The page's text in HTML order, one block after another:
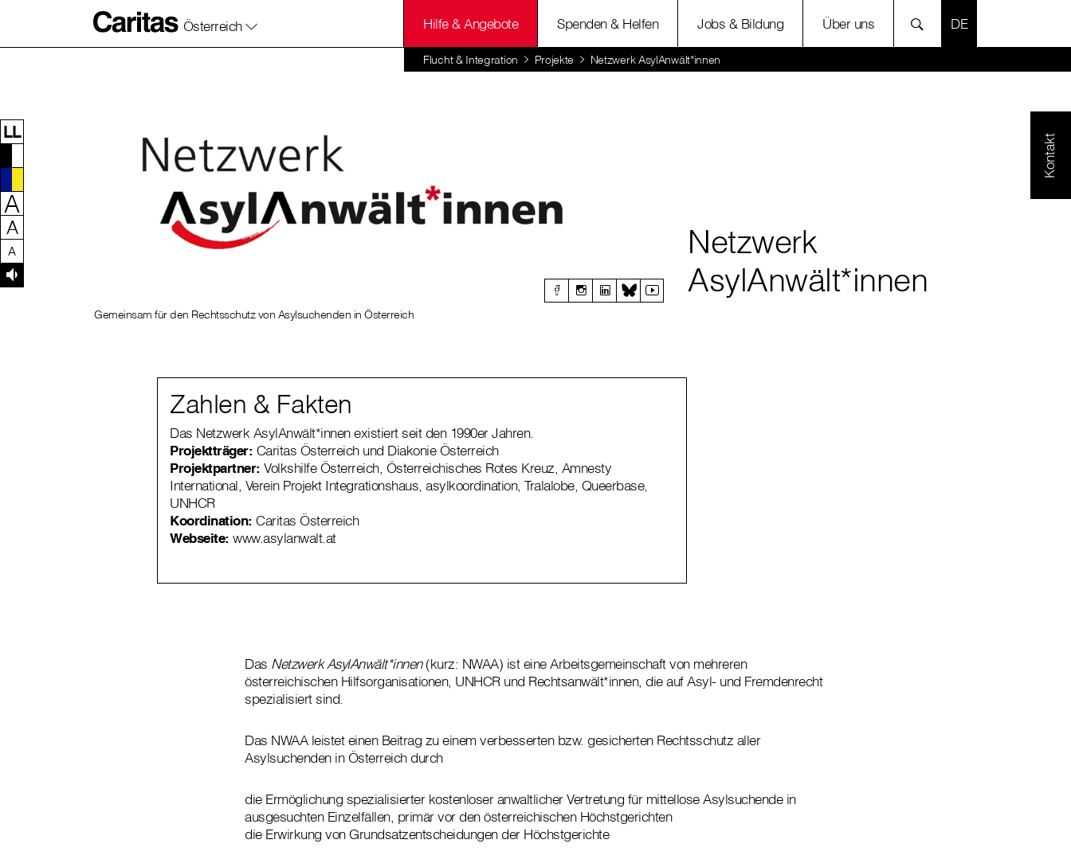
Zum Inhalt dieser Seite
Zur Navigation
Zum Footer dieser Seite
Österreich Hilfe & Angebote Spenden & Helfen Jobs & Bildung Über uns SPRACHE
Flucht & Integration Projekte Netzwerk AsylAnwält*innen
Kontakt
LL
A
A
A
Netzwerk
AsylAnwält*innen
Gemeinsam für den Rechtsschutz von Asylsuchenden in Österreich
Zahlen & Fakten
Das Netzwerk AsylAnwält*innen existiert seit den 1990er Jahren.
Projektträger: Caritas Österreich und Diakonie Österreich
Projektpartner: Volkshilfe Österreich, Österreichisches Rotes Kreuz, Amnesty
International, Verein Projekt Integrationshaus, asylkoordination, Tralalobe, Queerbase,
UNHCR
Koordination: Caritas Österreich
Webseite: www.asylanwalt.at
Das Netzwerk AsylAnwält*innen(kurz: NWAA) ist eine Arbeitsgemeinschaft von mehreren
österreichischen Hilfsorganisationen, UNHCR und Rechtsanwält*innen, die auf Asyl- und Fremdenrecht
spezialisiert sind.
Das NWAA leistet einen Beitrag zu einem verbesserten bzw. gesicherten Rechtsschutz aller
Asylsuchenden in Österreich durch
die Ermöglichung spezialisierter kostenloser anwaltlicher Vertretung für mittellose Asylsuchende in
ausgesuchten Einzelfällen, primär vor den österreichischen Höchstgerichten
die Erwirkung von Grundsatzentscheidungen der Höchstgerichte